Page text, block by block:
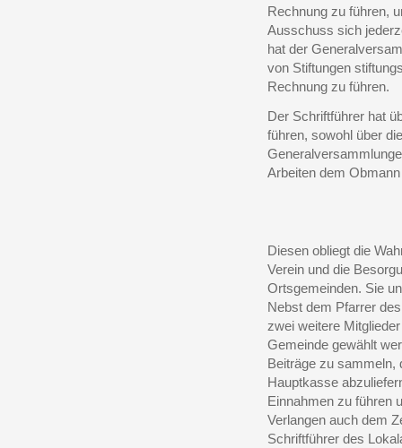
Rechnung zu führen,
Ausschuss sich
hat der
von Stiftungen
Rechnung zu führen.
Der Schriftführer hat
führen, sowohl über
Arbeiten dem
Diesen obliegt die
Verein und die
Ortsgemeinden. Sie
Nebst dem Pfarrer
zwei weitere
Gemeinde gewählt
Beiträge zu sammeln,
Hauptkasse
Einnahmen zu führen
Verlangen auch dem
Schriftführer des